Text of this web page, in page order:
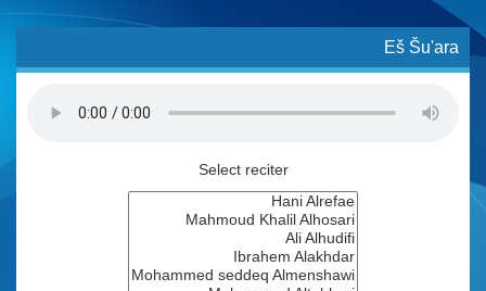
Eš Šu'ara
Select reciter